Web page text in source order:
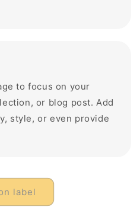
to focus on your
or blog post. Add
style, or even provide
label